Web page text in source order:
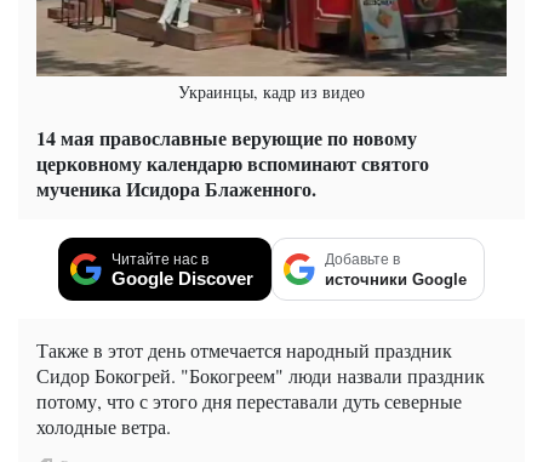
Украинцы, кадр из видео
14 мая православные верующие по новому
церковному календарю вспоминают святого
мученика Исидора Блаженного.
Читайте нас в
Google Discover
Добавьте в
источники Google
Также в этот день отмечается народный праздник
Сидор Бокогрей. "Бокогреем" люди назвали праздник
потому, что с этого дня переставали дуть северные
холодные ветра.